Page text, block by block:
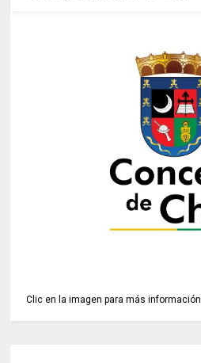
Clic en la imagen para más información